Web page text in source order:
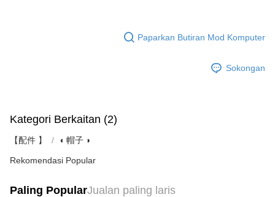
Paparkan Butiran Mod Komputer
Sokongan
Kategori Berkaitan (2)
【配件 】 ◖ 帽子 ◗
Rekomendasi Popular
Paling PopularJualan paling laris